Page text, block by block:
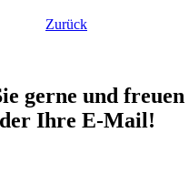
Zurück
gerne und freuen
Ihre E-Mail!